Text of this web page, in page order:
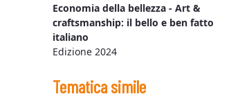
Economia della bellezza - Art &
craftsmanship: il bello e ben fatto
italiano
Edizione 2024
Tematica simile